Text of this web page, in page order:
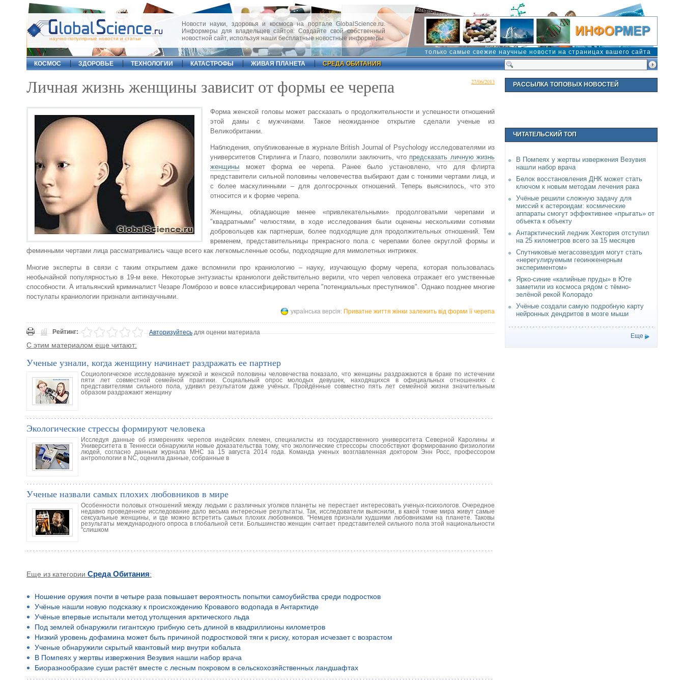
научно-популярные новости и статьи
Новости науки, здоровья и космоса на портале GlobalScience.ru.
Информеры для владельцев сайтов. Создайте свой собственный
новостной сайт, используя наши бесплатные новостные информеры.
только самые свежие научные новости на страницах вашего сайта
КОСМОС
ЗДОРОВЬЕ ТЕХНОЛОГИИ КАТАСТРОФЫ ЖИВАЯ ПЛАНЕТА СРЕДА ОБИТАНИЯ
27/06/2013
Личная жизнь женщины зависит от формы ее черепа
Форма женской головы может рассказать о продолжительности и успешности отношений
этой дамы с мужчинами. Такое неожиданное открытие сделали ученые из
Великобритании.
Наблюдения, опубликованные в журнале British Journal of Psychology исследователями из
университетов Стирлинга и Глазго, позволили заключить, что предсказать личную жизнь
женщины может форма ее черепа. Ранее было установлено, что для флирта
представители сильной половины человечества выбирают дам с тонкими чертами лица, и
с более маскулинными – для долгосрочных отношений. Теперь выяснилось, что это
относится и к форме черепа.
Женщины, обладающие менее «привлекательными» продолговатыми черепами и
"квадратными" челюстями, в ходе исследования были оценены несколькими сотнями
добровольцев как партнерши, более подходящие для продолжительных отношений. Тем
временем, представительницы прекрасного пола с черепами более округлой формы и
феминными чертами лица рассматривались чаще всего как легкомысленные особы, подходящие для мимолетных интрижек.
Многие эксперты в связи с таким открытием даже вспомнили про краниологию – науку, изучающую форму черепа, которая пользовалась
необычайной популярностью в 19-м веке. Некоторые энтузиасты краниологи действительно верили, что череп человека отражает его умственные
способности. А итальянский криминалист Чезаре Ломброзо и вовсе классифицировал черепа "потенциальных преступников". Однако позднее многие
постулаты краниологии признали антинаучными.
українська версія: Приватне життя жінки залежить від форми її черепа
Рейтинг: Авторизуйтесьдля оценки материала
С этим материалом еще читают:
Ученые узнали, когда женщину начинает раздражать ее партнер
Социологическое исследование мужской и женской половины человечества показало, что женщины раздражаются в браке по истечении
пяти лет совместной семейной практики. Социальный опрос молодых девушек, находящихся в официальных отношениях с
представителями сильного пола, удивил результатом даже учёных. Пройдённые совместно пять лет семейной жизни значительным
образом раздражают женщину
Экологические стрессы формируют человека
Исследуя данные об измерениях черепов индейских племен, специалисты из государственного университета Северной Каролины и
Университета в Теннесси обнаружили новые доказательства тому, что экологические стрессоры способствуют формированию физиологии
людей, согласно данным журнала МНС за 15 августа 2014 года. Команда ученых возглавленная доктором Энн Росс, профессором
антропологии в NC, оценила данные, собранные в
Ученые назвали самых плохих любовников в мире
Особенности половых отношений между людьми с различных уголков планеты не перестает интересовать ученых-психологов. Очередное
недавно проведенное исследование дало весьма интересные результаты. Так, исследователи выяснили, в какой точке мира живут самые
сексуальные женщины, и где можно встретить самых плохих любовников. "Немцев признали худшими любовниками на планете. Таковы
результаты международного опроса в глобальной сети. Большинство женщин считает представителей сильного пола этой национальности
"слишком
Еще из категории Среда Обитания:
Ношение оружия почти в четыре раза повышает вероятность попытки самоубийства среди подростков
Учёные нашли новую подсказку к происхождению Кровавого водопада в Антарктиде
Учёные впервые испытали метод утолщения арктического льда
Под землей обнаружили гигантскую грибную сеть длиной в квадриллионы километров
Низкий уровень дофамина может быть причиной подростковой тяги к риску, которая исчезает с возрастом
Ученые обнаружили скрытый квантовый мир внутри кобальта
В Помпеях у жертвы извержения Везувия нашли набор врача
Биоразнообразие суши растёт вместе с лесным покровом в сельскохозяйственных ландшафтах
РАССЫЛКА ТОПОВЫХ НОВОСТЕЙ
ЧИТАТЕЛЬСКИЙ ТОП
В Помпеях у жертвы извержения Везувия
нашли набор врача
Белок восстановления ДНК может стать
ключом к новым методам лечения рака
Учёные решили сложную задачу для
миссий к астероидам: космические
аппараты смогут эффективнее «прыгать» от
объекта к объекту
Антарктический ледник Хектория отступил
на 25 километров всего за 15 месяцев
Спутниковые мегасозвездия могут стать
«нерегулируемым геоинженерным
экспериментом»
Ярко-синие «калийные пруды» в Юте
заметили из космоса рядом с тёмно-
зелёной рекой Колорадо
Учёные создали самую подробную карту
нейронных дендритов в мозге мыши
Еще